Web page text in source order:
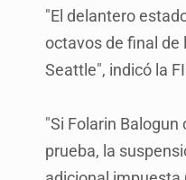
"El delantero
octavos de final de
Seattle", indicó la
"Si Folarin
prueba, la